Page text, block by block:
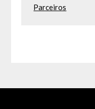
Parceiros